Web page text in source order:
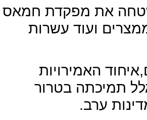
את מפקדת חמאס
ועוד עשרות
האמירויות
תמיכתה בטרור
ערב.